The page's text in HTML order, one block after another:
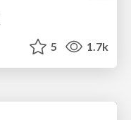
5 1.7k